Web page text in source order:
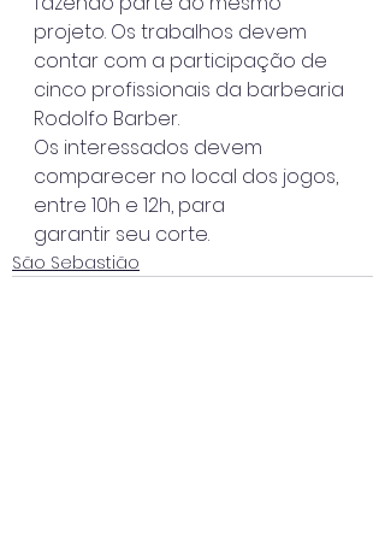
projeto. Os trabalhos devem
contar com a participação de
cinco profissionais da barbearia
Rodolfo Barber.
Os interessados devem
comparecer no local dos jogos,
entre 10h e 12h, para
garantir seu corte.
São Sebastião